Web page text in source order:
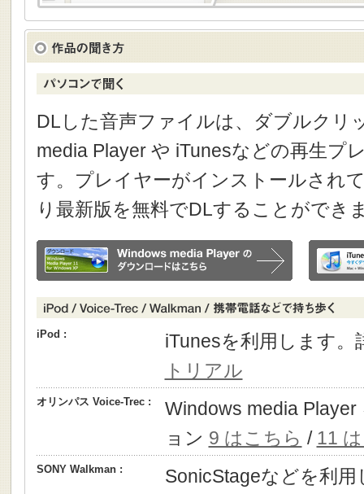
DLした音声ファイルは、ダブルクリ
media Player や iTunesなどの再生プ
す。プレイヤーがインストールされ
り最新版を無料でDLすることができ
iPod :
iTunesを利用します
トリアル
オリンパス Voice-Trec :
Windows media
ョン 9 はこちら / 11
SONY Walkman :
SonicStageなどを利